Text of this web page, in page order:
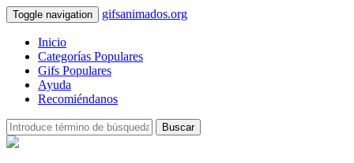
Toggle navigation gifsanimados.org
Inicio
Categorías Populares
Gifs Populares
Ayuda
Recomiéndanos
Buscar